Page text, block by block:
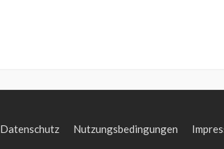
Datenschutz Nutzungsbedingungen